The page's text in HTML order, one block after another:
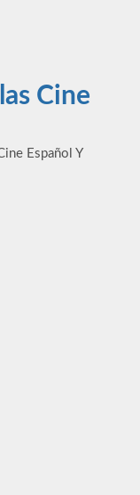
Cine
Español Y